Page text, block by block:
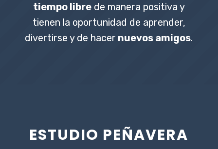
tiempo librede manera positiva y
tienen la oportunidad de aprender,
divertirse y de hacer nuevos amigos.
ESTUDIO PEÑAVERA